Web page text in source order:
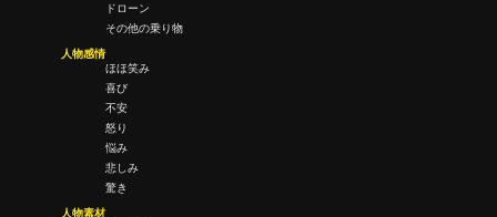
ドローン
その他の乗り物
人物感情
ほほ笑み
喜び
不安
怒り
悩み
悲しみ
驚き
人物素材